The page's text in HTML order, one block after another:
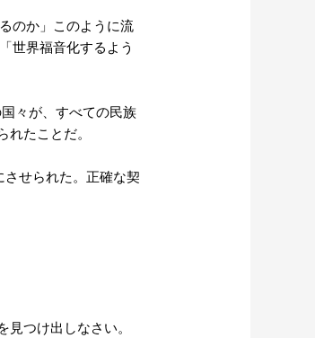
のか」このように流
世界福音化するよう
々が、すべての民族
たことだ。
せられた。正確な契
つけ出しなさい。